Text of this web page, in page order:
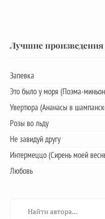
Лучшие произведения
Запевка
Это было у моря (Поэма-
Увертюра (Ананасы в
Розы во льду
Не завидуй другу
Интермеццо (Сирень моей
Любовь